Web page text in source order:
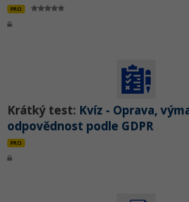
PRO
Krátký test: Kvíz - Oprava,
odpovědnost podle GDPR
PRO